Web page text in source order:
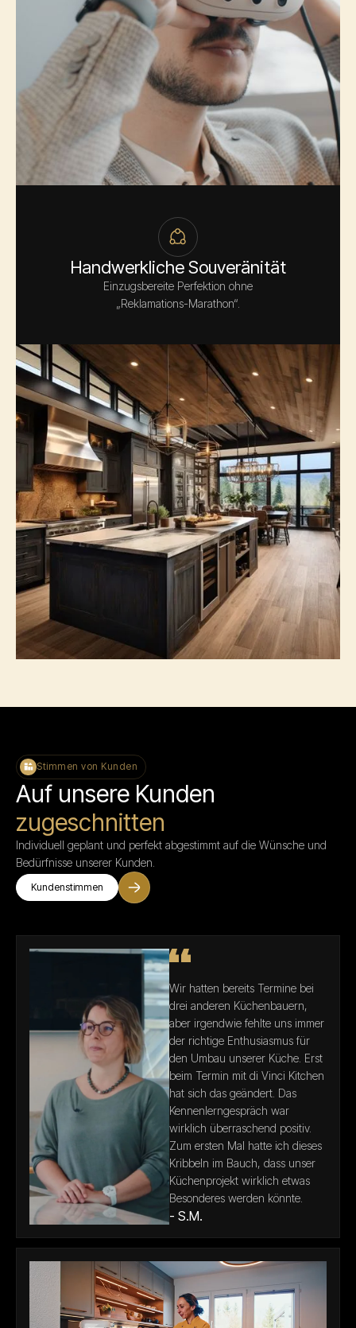
Handwerkliche Souveränität
Einzugsbereite Perfektion ohne
„Reklamations-Marathon“.
Stimmen von Kunden
Auf unsere Kunden
zugeschnitten
Individuell geplant und perfekt abgestimmt auf die Wünsche und
Bedürfnisse unserer Kunden.
Kundenstimmen
Wir hatten bereits Termine bei
drei anderen Küchenbauern,
aber irgendwie fehlte uns immer
der richtige Enthusiasmus für
den Umbau unserer Küche. Erst
beim Termin mit di Vinci Kitchen
hat sich das geändert. Das
Kennenlerngespräch war
wirklich überraschend positiv.
Zum ersten Mal hatte ich dieses
Kribbeln im Bauch, dass unser
Küchenprojekt wirklich etwas
Besonderes werden könnte.
- S.M.